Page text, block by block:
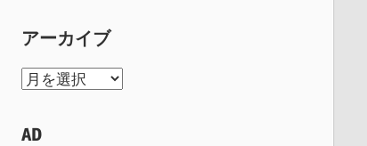
アーカイブ
ア
カ
AD